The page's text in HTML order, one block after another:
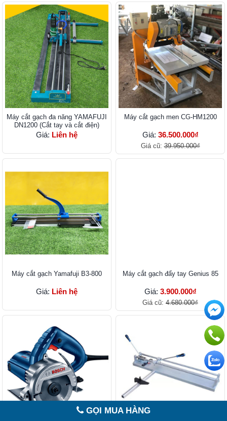
Máy cắt gạch đa năng YAMAFUJI
DN1200 (Cắt tay và cắt điện)
Giá: Liên hệ
Máy cắt gạch men CG-HM1200
Giá: 36.500.000₫
Giá cũ:39.950.000₫
Máy cắt gạch Yamafuji B3-800
Giá: Liên hệ
Máy cắt gạch đẩy tay Genius 85
Giá: 3.900.000₫
Giá cũ: 4.680.000₫
GỌI MUA HÀNG